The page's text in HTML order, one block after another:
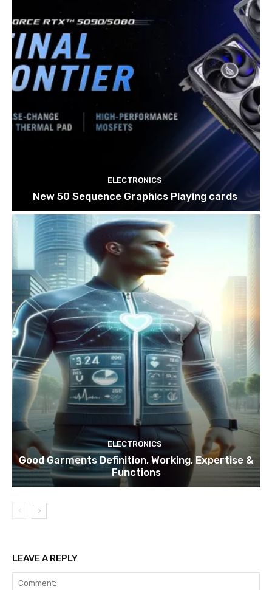
ELECTRONICS
New 50 Sequence Graphics Playing cards
ELECTRONICS
Good Garments Definition, Working, Expertise &
Functions
LEAVE A REPLY